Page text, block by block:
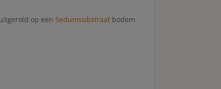
op een Sedumsubstraat bodem